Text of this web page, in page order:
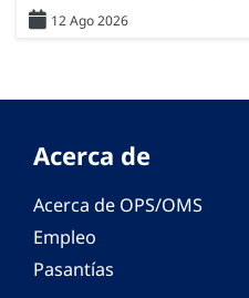
12 Ago 2026
Acerca de
Acerca de OPS/OMS
Empleo
Pasantías